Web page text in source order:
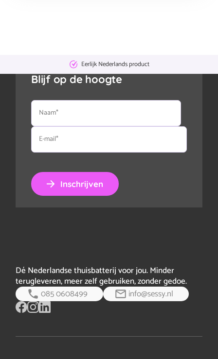
Eerlijk Nederlands product
Blijf op de hoogte
Naam
E-
mail
Inschrijven
Dé Nederlandse thuisbatterij voor jou. Minder
terugleveren, meer zelf gebruiken, zonder gedoe.
085 0608499
info@sessy.nl